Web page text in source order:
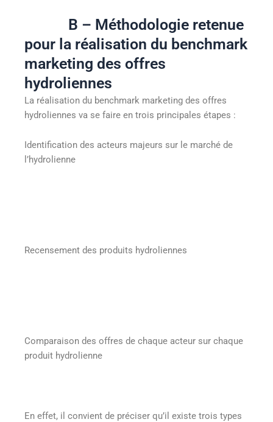
B – Méthodologie retenue
pour la réalisation du benchmark
marketing des offres
hydroliennes
La réalisation du benchmark marketing des offres
hydroliennes va se faire en trois principales étapes :
Identification des acteurs majeurs sur le marché de
l’hydrolienne
Recensement des produits hydroliennes
Comparaison des offres de chaque acteur sur chaque
produit hydrolienne
En effet, il convient de préciser qu’il existe trois types